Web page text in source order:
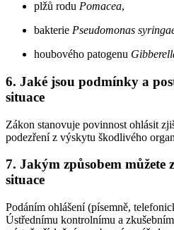
plžů rodu Pomacea,
bakterie Pseudomonas
houbového patogenu
6. Jaké jsou podmínky a
situace
Zákon stanovuje povinnost ohlásit
podezření z výskytu škodlivého
7. Jakým způsobem můžete
situace
Podáním ohlášení (písemně,
Ústřednímu kontrolnímu a